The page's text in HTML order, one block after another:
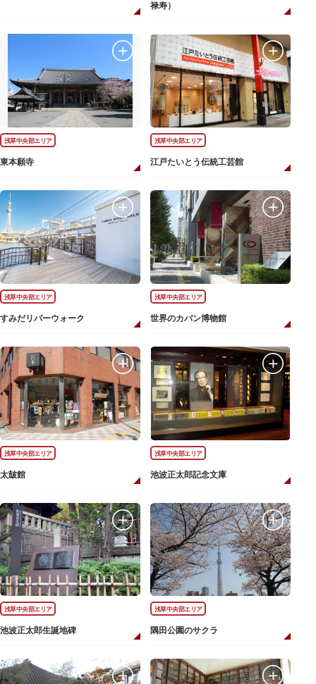
禄寿）
浅草中央部エリア
東本願寺
浅草中央部エリア
江戸たいとう伝統工芸館
浅草中央部エリア
すみだリバーウォーク
浅草中央部エリア
世界のカバン博物館
浅草中央部エリア
太皷館
浅草中央部エリア
池波正太郎記念文庫
浅草中央部エリア
池波正太郎生誕地碑
浅草中央部エリア
隅田公園のサクラ